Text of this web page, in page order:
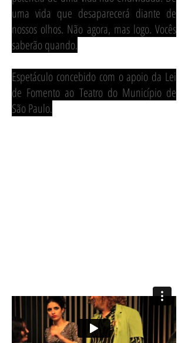
uma vida que desaparecerá diante de
nossos olhos. Não agora, mas logo. Vocês
saberão quando.
Espetáculo concebido com o apoio da Lei
de Fomento ao Teatro do Município de
São Paulo.